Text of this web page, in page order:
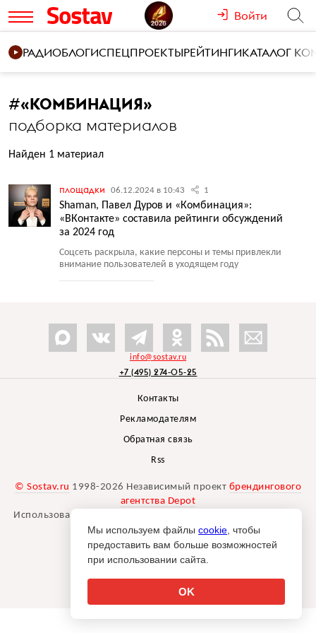
Войти
РАДИОБЛОГИСПЕЦПРОЕКТЫРЕЙТИНГИКАТАЛОГ
#«КОМБИНАЦИЯ»
подборка материалов
Найден 1 материал
площадки 06.12.2024 в 10:43 1
Shaman, Павел Дуров и «Комбинация»:
«ВКонтакте» составила рейтинги обсуждений
за 2024 год
Соцсеть раскрыла, какие персоны и темы привлекли
внимание пользователей в уходящем году
info@sostav.ru
+7 (495) 274-05-25
Контакты
Рекламодателям
Обратная связь
Rss
© Sostav.ru 1998-2026 Независимый проект брендингового
агентства Depot
Использование материалов Sostav.ru допустимо только при
указании источника.
Дизайн сайта -Liqium.
18+
Мы используем файлы cookie , чтобы
предоставить вам больше возможностей
при использовании сайта.
OK